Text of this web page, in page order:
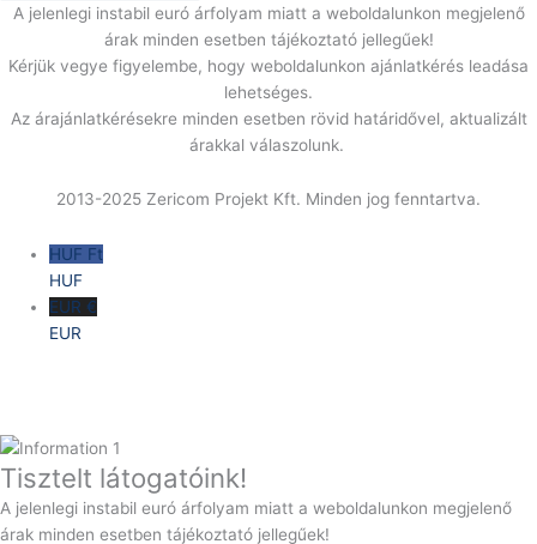
A jelenlegi instabil euró árfolyam miatt a weboldalunkon megjelenő
árak minden esetben tájékoztató jellegűek!
Kérjük vegye figyelembe, hogy weboldalunkon ajánlatkérés leadása
lehetséges.
Az árajánlatkérésekre minden esetben rövid határidővel, aktualizált
árakkal válaszolunk.
2013-2025 Zericom Projekt Kft. Minden jog fenntartva.
HUF Ft
HUF
EUR €
EUR
Tisztelt látogatóink!
A jelenlegi instabil euró árfolyam miatt a weboldalunkon megjelenő
árak minden esetben tájékoztató jellegűek!